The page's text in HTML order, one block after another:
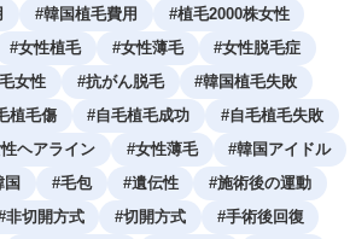
#韓国植毛費用 #植毛2000株女性
#女性植毛 #女性薄毛 #女性脱毛症
女性 #抗がん脱毛 #韓国植毛失敗
植毛傷 #自毛植毛成功 #自毛植毛失敗
ヘアライン #女性薄毛 #韓国アイドル
国 #毛包 #遺伝性 #施術後の運動
非切開方式 #切開方式 #手術後回復